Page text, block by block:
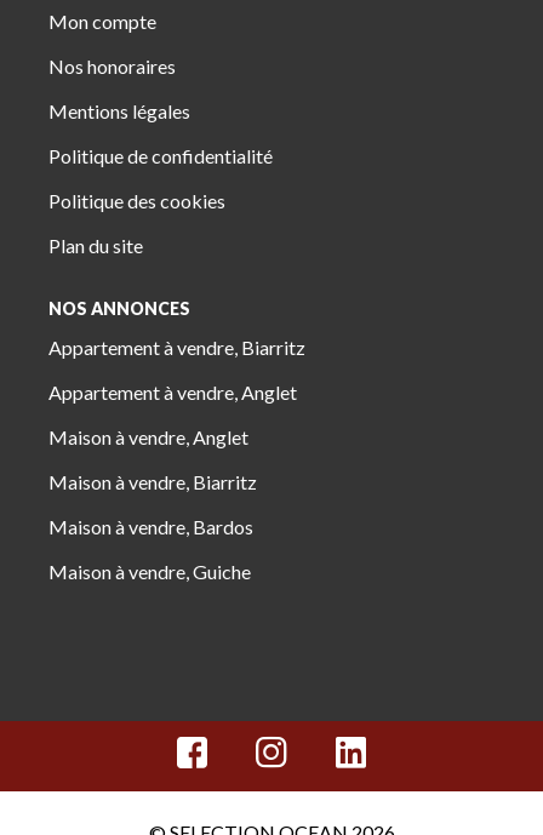
Mon compte
Nos honoraires
Mentions légales
Politique de confidentialité
Politique des cookies
Plan du site
NOS ANNONCES
Appartement à vendre, Biarritz
Appartement à vendre, Anglet
Maison à vendre, Anglet
Maison à vendre, Biarritz
Maison à vendre, Bardos
Maison à vendre, Guiche